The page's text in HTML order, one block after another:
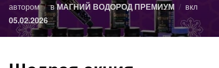
автором вМАГНИЙ ВОДОРОД ПРЕМИУМ вкл
05.02.2026